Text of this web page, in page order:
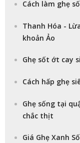
Cách làm ghẹ
Thanh Hóa -
khoản Ảo
Ghẹ sốt ớt cay
Cách hấp ghẹ
Ghẹ sống tại
chắc thịt
Giá Ghẹ Xanh